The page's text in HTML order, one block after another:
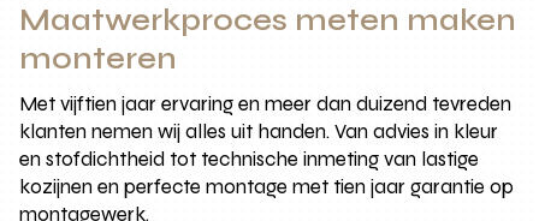
Maatwerkproces meten maken
monteren
Met vijftien jaar ervaring en meer dan duizend tevreden
klanten nemen wij alles uit handen. Van advies in kleur
en stofdichtheid tot technische inmeting van lastige
kozijnen en perfecte montage met tien jaar garantie op
montagewerk.